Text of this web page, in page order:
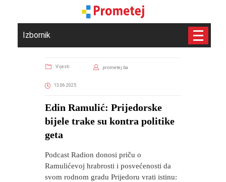
Izbornik
Vijesti prometej.ba
13.06.2025
Edin Ramulić: Prijedorske
bijele trake su kontra politike
geta
Podcast Radion donosi priču o
Ramulićevoj hrabrosti i posvećenosti da
svom rodnom gradu Prijedoru vrati istinu: